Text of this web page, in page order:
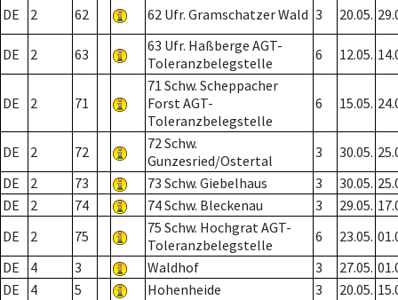
DE
2 62 62 Ufr. Gramschatzer Wald 3 20.05.
DE 2 63
63 Ufr. Haßberge AGT-
Toleranzbelegstelle
6 12.05.
DE 2 71
71 Schw. Scheppacher
Forst AGT-
Toleranzbelegstelle
6 15.05.
DE 2 72
72 Schw.
Gunzesried/Ostertal
3 30.05.
DE
2 73 73 Schw. Giebelhaus 3 30.05.
DE
2 74 74 Schw. Bleckenau 3 29.05.
DE
2 75
75 Schw. Hochgrat AGT-
Toleranzbelegstelle
6 23.05.
DE
4 3 Waldhof 3 27.05.
DE
4 5 Hohenheide 3 20.05.